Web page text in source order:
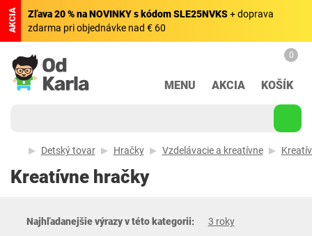
AKCIA Zľava 20 % na NOVINKY s kódom SLE25NVKS+ doprava
zdarma pri objednávke nad € 60
MENU AKCIA
0
KOŠÍK
Detský tovar Hračky Vzdelávacie a kreatívne
Kreatívne hračky
Najhľadanejšie výrazy v této kategorii:
3 roky